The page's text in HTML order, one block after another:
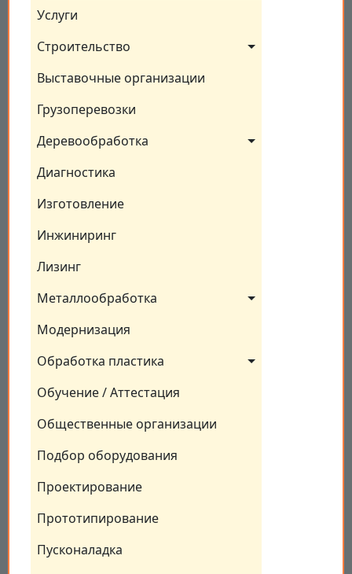
Услуги
Строительство
Выставочные организации
Грузоперевозки
Деревообработка
Диагностика
Изготовление
Инжиниринг
Лизинг
Металлообработка
Модернизация
Обработка пластика
Обучение / Аттестация
Общественные организации
Подбор оборудования
Проектирование
Прототипирование
Пусконаладка